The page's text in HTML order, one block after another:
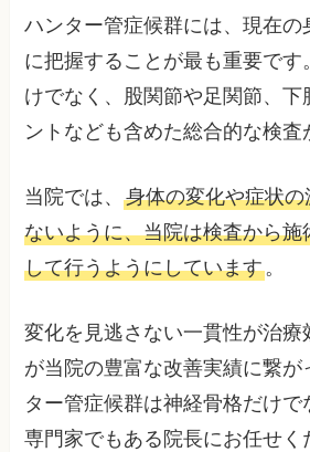
ハンター管症候群には、現在の
に把握することが最も重要です
けでなく、股関節や足関節、下
ントなども含めた総合的な検査
当院では、身体の変化や症状
ないように、当院は検査から施
して行うようにしています。
変化を見逃さない一貫性が治療
が当院の豊富な改善実績に繋が
ター管症候群は神経骨格だけ
専門家でもある院長にお任せく